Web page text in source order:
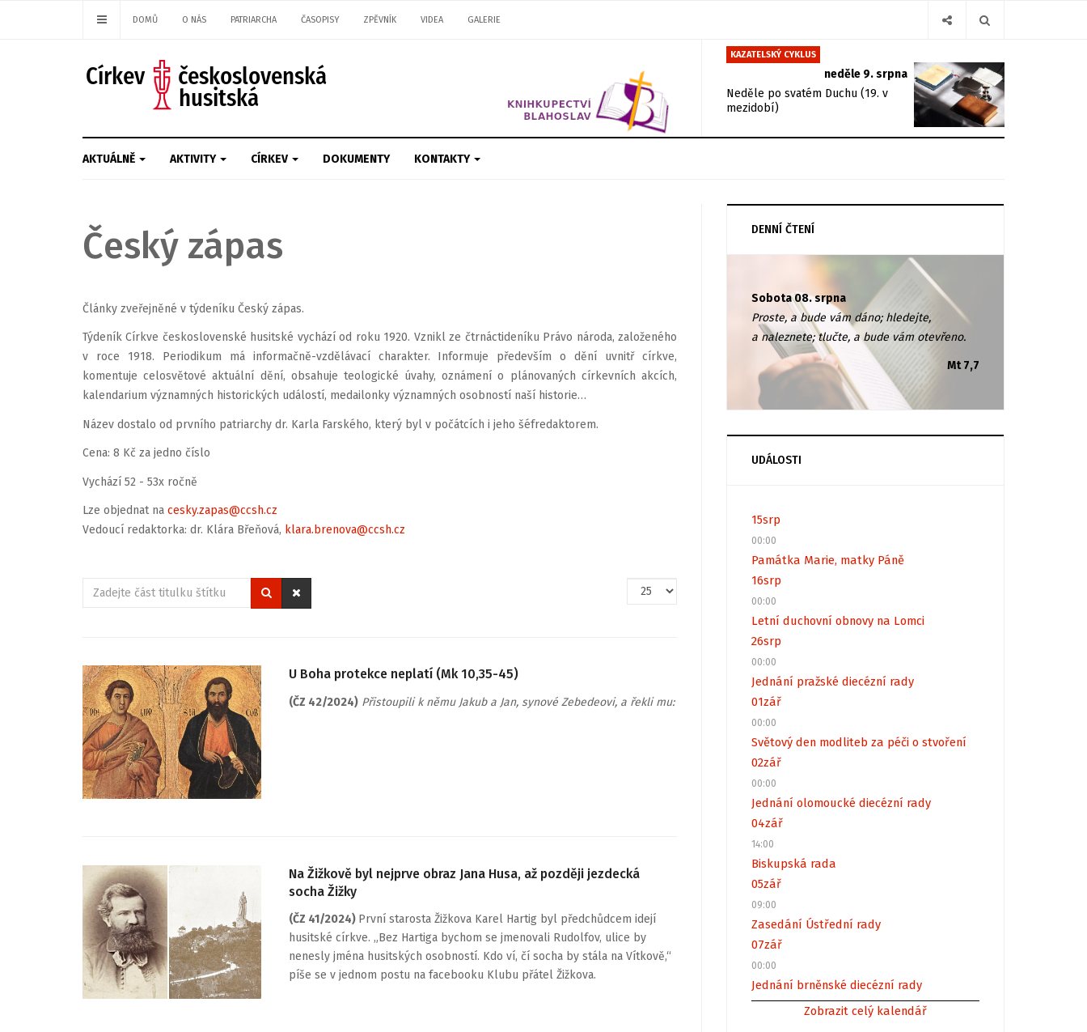
DOMŮ O NÁS PATRIARCHA ČASOPISY ZPĚVNÍK VIDEA GALERIE
KAZATELSKÝ CYKLUS
neděle 9. srpna
Neděle po svatém Duchu (19. v
mezidobí)
AKTUÁLNĚ AKTIVITY CÍRKEV DOKUMENTY KONTAKTY
Český zápas
Články zveřejněné v týdeníku Český zápas.
Týdeník Církve československé husitské vychází od roku 1920. Vznikl ze čtrnáctideníku Právo národa, založeného
v roce 1918. Periodikum má informačně-vzdělávací charakter. Informuje především o dění uvnitř církve,
komentuje celosvětové aktuální dění, obsahuje teologické úvahy, oznámení o plánovaných církevních akcích,
kalendarium významných historických událostí, medailonky významných osobností naší historie…
Název dostalo od prvního patriarchy dr. Karla Farského, který byl v počátcích i jeho šéfredaktorem.
Cena: 8 Kč za jedno číslo
Vychází 52 - 53x ročně
Lze objednat na cesky.zapas@ccsh.cz
Vedoucí redaktorka: dr. Klára Břeňová, klara.brenova@ccsh.cz
Zadejte
Počet
U Boha protekce neplatí (Mk 10,35-45)
(ČZ 42/2024) Přistoupili k němu Jakub a Jan, synové Zebedeovi, a řekli mu:
Na Žižkově byl nejprve obraz Jana Husa, až později jezdecká
socha Žižky
(ČZ 41/2024) První starosta Žižkova Karel Hartig byl předchůdcem idejí
husitské církve. „Bez Hartiga bychom se jmenovali Rudolfov, ulice by
nenesly jména husitských osobností. Kdo ví, čí socha by stála na Vítkově,“
píše se v jednom postu na facebooku Klubu přátel Žižkova.
DENNÍ ČTENÍ
Sobota 08. srpna
Proste, a bude vám dáno; hledejte,
a naleznete; tlučte, a bude vám otevřeno.
Mt 7,7
UDÁLOSTI
15srp
00:00
Památka Marie, matky Páně
16srp
00:00
Letní duchovní obnovy na Lomci
26srp
00:00
Jednání pražské diecézní rady
01zář
00:00
Světový den modliteb za péči o stvoření
02zář
00:00
Jednání olomoucké diecézní rady
04zář
14:00
Biskupská rada
05zář
09:00
Zasedání Ústřední rady
07zář
00:00
Jednání brněnské diecézní rady
Zobrazit celý kalendář